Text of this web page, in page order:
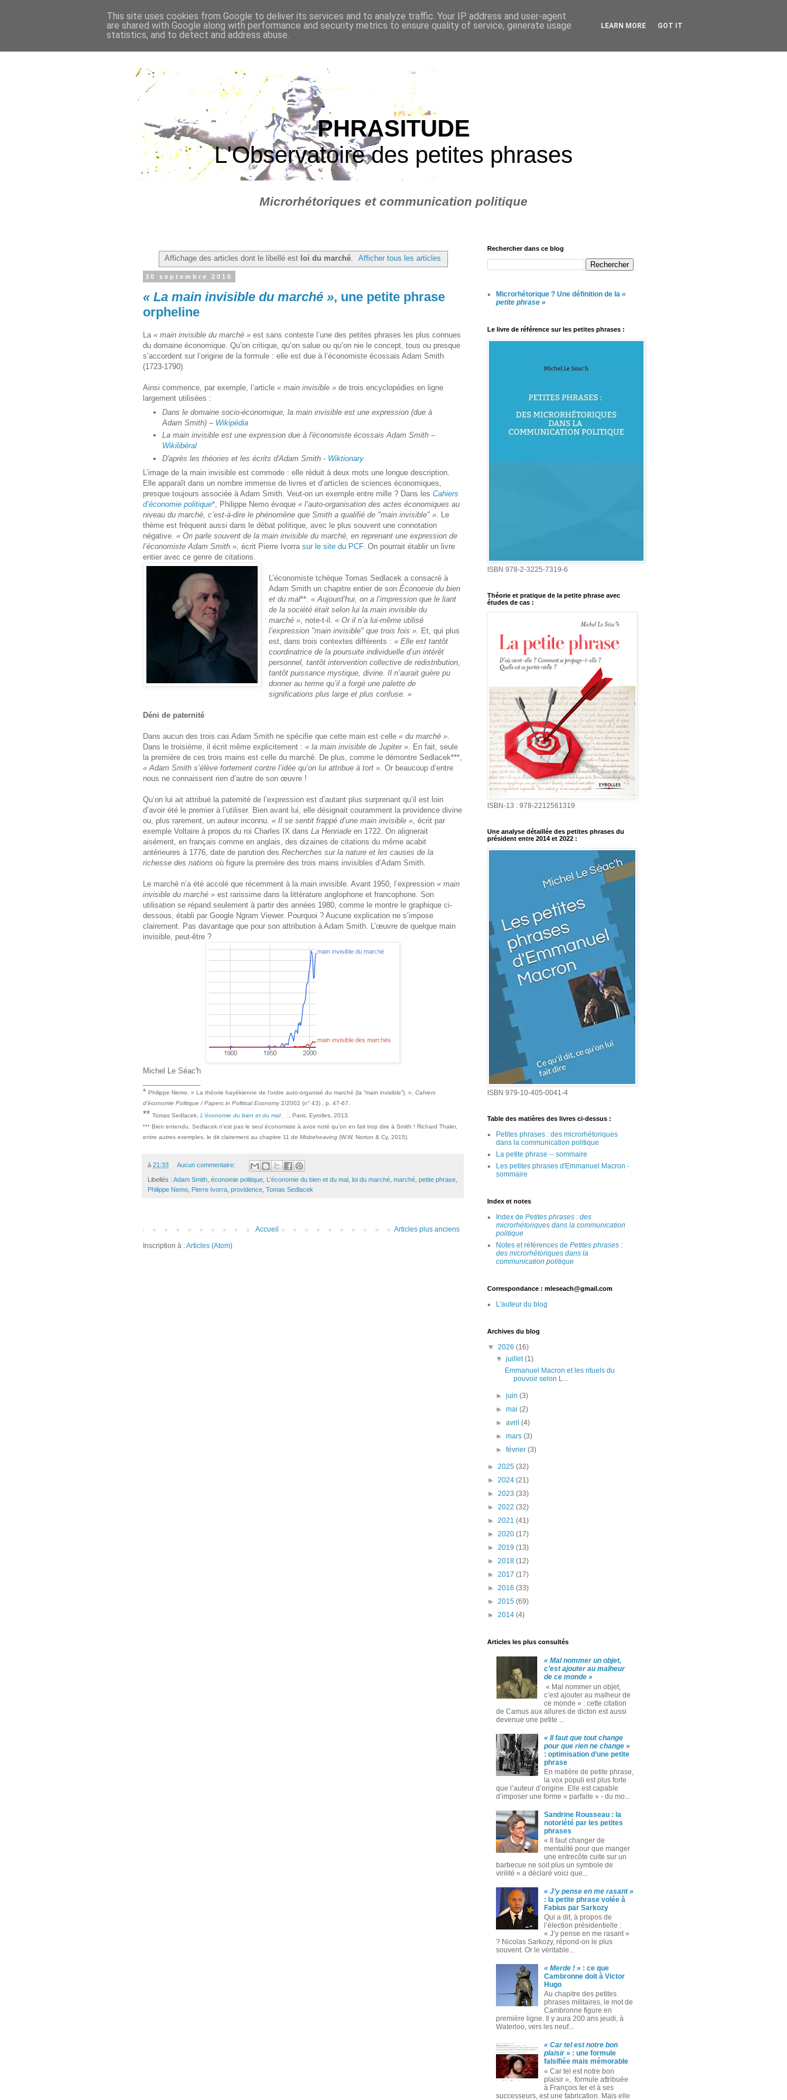
PHRASITUDE
L'Observatoire des petites phrases
Microrhétoriques et communication politique
Affichage des articles dont le libellé est loi du marché. Afficher tous les articles
30 septembre 2015
« La main invisible du marché », une petite phrase
orpheline
La « main invisible du marché » est sans conteste l’une des petites phrases les plus connues
du domaine économique. Qu’on critique, qu’on salue ou qu’on nie le concept, tous ou presque
s’accordent sur l’origine de la formule : elle est due à l’économiste écossais Adam Smith
(1723-1790).
Ainsi commence, par exemple, l’article « main invisible » de trois encyclopédies en ligne
largement utilisées :
Dans le domaine socio-économique, la main invisible est une expression (due à
Adam Smith) – Wikipédia
La main invisible est une expression due à l'économiste écossais Adam Smith –
Wikilibéral
D'après les théories et les écrits d'Adam Smith ‑ Wiktionary
L’image de la main invisible est commode : elle réduit à deux mots une longue description.
Elle apparaît dans un nombre immense de livres et d’articles de sciences économiques,
presque toujours associée à Adam Smith. Veut-on un exemple entre mille ? Dans les Cahiers
d’économie politique*, Philippe Nemo évoque « l’auto-organisation des actes économiques au
niveau du marché, c’est-à-dire le phénomène que Smith a qualifié de "main invisible" ». Le
thème est fréquent aussi dans le débat politique, avec le plus souvent une connotation
négative. « On parle souvent de la main invisible du marché, en reprenant une expression de
l’économiste Adam Smith », écrit Pierre Ivorra sur le site du PCF. On pourrait établir un livre
entier avec ce genre de citations.
L’économiste tchèque Tomas Sedlacek a consacré à
Adam Smith un chapitre entier de sonÉconomie du bien
et du mal**.« Aujourd’hui, on a l’impression que le liant
de la société était selon lui la main invisible du
marché », note-t-il.« Or il n’a lui-même utilisé
l’expression "main invisible" que trois fois ». Et, qui plus
est, dans trois contextes différents : « Elle est tantôt
coordinatrice de la poursuite individuelle d’un intérêt
personnel, tantôt intervention collective de redistribution,
tantôt puissance mystique, divine. Il n’aurait guère pu
donner au terme qu’il a forgé une palette de
significations plus large et plus confuse. »
Déni de paternité
Dans aucun des trois cas Adam Smith ne spécifie que cette main est celle « du marché ».
Dans le troisième, il écrit même explicitement : « la main invisible de Jupiter ». En fait, seule
la première de ces trois mains est celle du marché. De plus, comme le démontre Sedlacek***,
« Adam Smith s’élève fortement contre l’idée qu’on lui attribue à tort ». Or beaucoup d’entre
nous ne connaissent rien d’autre de son œuvre !
Qu’on lui ait attribué la paternité de l’expression est d’autant plus surprenant qu’il est loin
d’avoir été le premier à l’utiliser. Bien avant lui, elle désignait couramment la providence divine
ou, plus rarement, un auteur inconnu. « Il se sentit frappé d’une main invisible », écrit par
exemple Voltaire à propos du roi Charles IX dans La Henriade en 1722. On alignerait
aisément, en français comme en anglais, des dizaines de citations du même acabit
antérieures à 1776, date de parution des Recherches sur la nature et les causes de la
richesse des nations où figure la première des trois mains invisibles d’Adam Smith.
Le marché n’a été accolé que récemment à la main invisible. Avant 1950, l’expression « main
invisible du marché » est rarissime dans la littérature anglophone et francophone. Son
utilisation se répand seulement à partir des années 1980, comme le montre le graphique ci-
dessous, établi par Google Ngram Viewer. Pourquoi ? Aucune explication ne s’impose
clairement. Pas davantage que pour son attribution à Adam Smith. L’œuvre de quelque main
invisible, peut-être ?
Michel Le Séac'h
* Philippe Nemo, « La théorie hayékienne de l'ordre auto-organisé du marché (la “main invisible”). », Cahiers
d'économie Politique / Papers in Political Economy2/2002 (n° 43) , p. 47-67.
** Tomas Sedlacek, L'économie du bien et du mal , Paris, Eyrolles, 2013.
*** Bien entendu, Sedlacek n'est pas le seul économiste à avoir noté qu'on en fait trop dire à Smith ! Richard Thaler,
entre autres exemples, le dit clairement au chapitre 11 de Misbeheaving (W.W. Norton & Cy, 2015).
à 21:33 Aucun commentaire:
Libellés : Adam Smith économie politique L'économie du bien et du mal loi du marché marché petite phrase
Philippe Nemo Pierre Ivorra providence Tomas Sedlacek
Articles plus anciens
Accueil
Inscription à :Articles (Atom)
Rechercher dans ce blog
Microrhétorique ? Une définition de la «
petite phrase »
Le livre de référence sur les petites phrases :
ISBN 978-2-3225-7319-6
Théorie et pratique de la petite phrase avec
études de cas :
ISBN-13 : 978-2212561319
Une analyse détaillée des petites phrases du
président entre 2014 et 2022 :
ISBN 979-10-405-0041-4
Table des matières des livres ci-dessus :
Petites phrases : des microrhétoriques
dans la communication politique
La petite phrase -- sommaire
Les petites phrases d'Emmanuel Macron -
sommaire
Index et notes
Index de Petites phrases : des
microrhétoriques dans la communication
politique
Notes et références de Petites phrases :
des microrhétoriques dans la
communication politique
Correspondance : mleseach@gmail.com
L'auteur du blog
Archives du blog
▼ 2026 (16)
▼juillet(1)
Emmanuel Macron et les rituels du
pouvoir selon L...
►juin(3)
►mai(2)
►avril(4)
►mars(3)
►février(3)
► 2025 (32)
► 2024 (21)
► 2023 (33)
► 2022 (32)
► 2021 (41)
► 2020 (17)
► 2019 (13)
► 2018 (12)
► 2017 (17)
► 2016 (33)
► 2015 (69)
► 2014 (4)
Articles les plus consultés
« Mal nommer un objet,
c’est ajouter au malheur
de ce monde »
« Mal nommer un objet,
c’est ajouter au malheur de
ce monde » : cette citation
de Camus aux allures de dicton est aussi
devenue une petite ...
« Il faut que tout change
pour que rien ne change »
: optimisation d’une petite
phrase
En matière de petite phrase,
la vox populi est plus forte
que l’auteur d’origine. Elle est capable
d’imposer une forme « parfaite » ‑ du mo...
Sandrine Rousseau : la
notoriété par les petites
phrases
« Il faut changer de
mentalité pour que manger
une entrecôte cuite sur un
barbecue ne soit plus un symbole de
virilité » a déclaré voici que...
« J’y pense en me rasant »
: la petite phrase volée à
Fabius par Sarkozy
Qui a dit, à propos de
l’élection présidentielle :
« J’y pense en me rasant »
? Nicolas Sarkozy, répond-on le plus
souvent. Or le véritable...
« Merde ! »: ce que
Cambronne doit à Victor
Hugo
Au chapitre des petites
phrases militaires, le mot de
Cambronne figure en
première ligne. Il y aura 200 ans jeudi, à
Waterloo, vers les neuf...
« Car tel est notre bon
plaisir »: une formule
falsifiée mais mémorable
« Car tel est notre bon
plaisir », formule attribuée
à François Ier et à ses
successeurs, est une fabrication. Mais elle
This site uses cookies from Google to deliver its services and to analyze traffic. Your IP address and user-agent
are shared with Google along with performance and security metrics to ensure quality of service, generate usage
statistics, and to detect and address abuse.
LEARN MORE GOT IT